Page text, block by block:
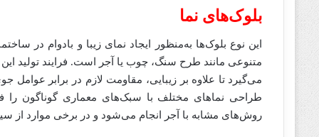
بلوک‌های نما
این نوع بلوک‌ها به‌منظور ایجاد نمای زیبا و بادوام در
متنوعی مانند طرح سنگ، چوب یا آجر است. فرایند تولید
می‌گیرد تا علاوه بر زیبایی، مقاومت لازم در برابر عوامل
طراحی نماهای مختلف با سبک‌های معماری گوناگون را
روش‌های مشابه با آجر انجام می‌شود و در برخی موارد